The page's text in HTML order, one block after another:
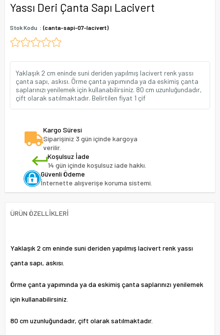
Yassı Deri Çanta Sapı Lacivert
Stok Kodu (canta-sapi-07-lacivert)
Yaklaşık 2 cm eninde suni deriden yapılmış lacivert renk yassı
çanta sapı, askısı. Örme çanta yapımında ya da eskimiş çanta
saplarınızı yenilemek için kullanabilirsiniz. 80 cm uzunluğundadır,
çift olarak satılmaktadır. Belirtilen fiyat 1 çif
Kargo Süresi
Siparişiniz 3 gün içinde kargoya
verilir.
Koşulsuz İade
14 gün içinde koşulsuz iade hakkı.
Güvenli Ödeme
İnternette alışverişe koruma sistemi.
ÜRÜN ÖZELLIKLERI
Yaklaşık 2 cm eninde suni deriden yapılmış lacivert renk yassı
çanta sapı, askısı.
Örme çanta yapımında ya da eskimiş çanta saplarınızı yenilemek
için kullanabilirsiniz.
80 cm uzunluğundadır, çift olarak satılmaktadır.